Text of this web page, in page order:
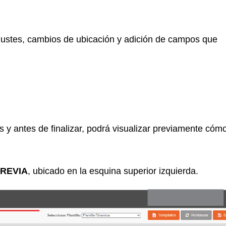
cambios de ubicación y adición de campos que
antes de finalizar, podrá visualizar previamente
, ubicado en la esquina superior izquierda.